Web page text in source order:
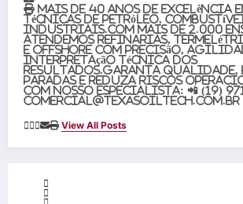
Mais de 40 anos de excelência
técnicas de petróleo,
industriais.Com mais de 2.000
atendemos refinarias,
e offshore com precisão,
interpretação técnica dos
resultados.Garanta qualidade,
paradas e reduza riscos
com nosso especialista: 📲 (19)
comercial@texasoiltech.com.br
View All Posts